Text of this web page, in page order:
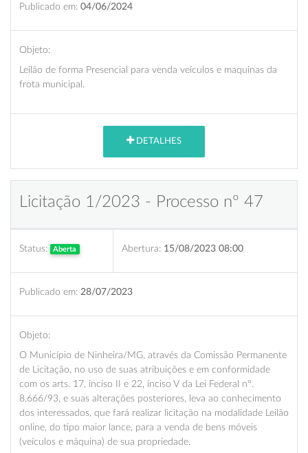
Publicado em: 04/06/2024
Objeto:
Leilão de forma Presencial para venda veículos e maquinas da
frota municipal.
DETALHES
Licitação 1/2023 - Processo nº 47
Status: Aberta Abertura: 15/08/2023 08:00
Publicado em: 28/07/2023
Objeto:
O Município de Ninheira/MG, através da Comissão Permanente
de Licitação, no uso de suas atribuições e em conformidade
com os arts. 17, inciso II e 22, inciso V da Lei Federal nº.
8.666/93, e suas alterações posteriores, leva ao conhecimento
dos interessados, que fará realizar licitação na modalidade Leilão
online, do tipo maior lance, para a venda de bens móveis
(veículos e máquina) de sua propriedade.